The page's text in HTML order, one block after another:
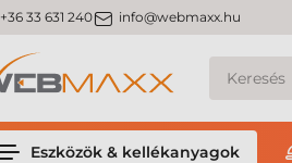
+36 33 631 240m_email info@webmaxx.hu
Eszközök & kellékanyagok